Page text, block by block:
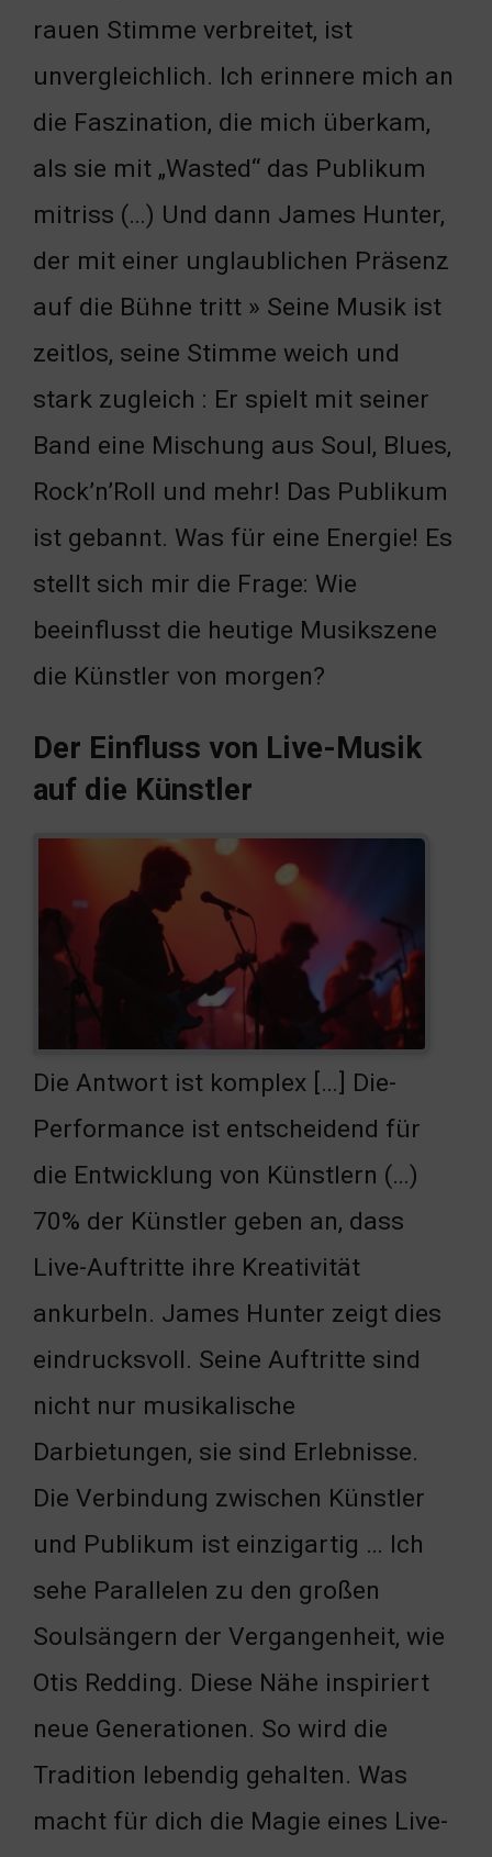
rauen Stimme verbreitet, ist
unvergleichlich. Ich erinnere mich an
die Faszination, die mich überkam,
als sie mit „Wasted“ das Publikum
mitriss (…) Und dann James Hunter,
der mit einer unglaublichen Präsenz
auf die Bühne tritt » Seine Musik ist
zeitlos, seine Stimme weich und
stark zugleich : Er spielt mit seiner
Band eine Mischung aus Soul, Blues,
Rock’n’Roll und mehr! Das Publikum
ist gebannt. Was für eine Energie! Es
stellt sich mir die Frage: Wie
beeinflusst die heutige Musikszene
die Künstler von morgen?
Der Einfluss von Live-Musik
auf die Künstler
Die Antwort ist komplex […] Die-
Performance ist entscheidend für
die Entwicklung von Künstlern (…)
70% der Künstler geben an, dass
Live-Auftritte ihre Kreativität
ankurbeln. James Hunter zeigt dies
eindrucksvoll. Seine Auftritte sind
nicht nur musikalische
Darbietungen, sie sind Erlebnisse.
Die Verbindung zwischen Künstler
und Publikum ist einzigartig … Ich
sehe Parallelen zu den großen
Soulsängern der Vergangenheit, wie
Otis Redding. Diese Nähe inspiriert
neue Generationen. So wird die
Tradition lebendig gehalten. Was
macht für dich die Magie eines Live-